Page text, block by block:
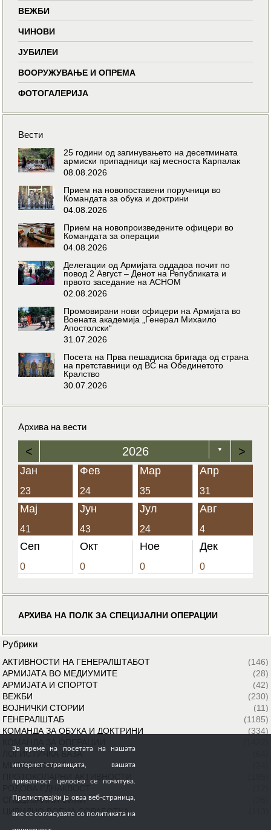
ВЕЖБИ
ЧИНОВИ
ЈУБИЛЕИ
ВООРУЖУВАЊЕ И ОПРЕМА
ФОТОГАЛЕРИЈА
Вести
25 години од загинувањето на десетмината
армиски припадници кај месноста Карпалак
08.08.2026
Прием на новопоставени поручници во
Командата за обука и доктрини
04.08.2026
Прием на новопроизведените офицери во
Командата за операции
04.08.2026
Делегации од Армијата оддадоа почит по
повод 2 Август – Денот на Републиката и
првото заседание на АСНОМ
02.08.2026
Промовирани нови офицери на Армијата во
Воената академија „Генерал Михаило
Апостолски“
31.07.2026
Посета на Прва пешадиска бригада од страна
на претставници од ВС на Обединетото
Кралство
30.07.2026
Архива на вести
< 2026 ▼ >
Јан
23
Фев
24
Мар
35
Апр
31
Мај
41
Јун
43
Јул
24
Авг
4
Сеп
0
Окт
0
Ное
0
Дек
0
АРХИВА НА ПОЛК ЗА СПЕЦИЈАЛНИ ОПЕРАЦИИ
Рубрики
АКТИВНОСТИ НА ГЕНЕРАЛШТАБОТ
(146)
АРМИЈАТА ВО МЕДИУМИТЕ
(28)
АРМИЈАТА И СПОРТОТ
(42)
ВЕЖБИ
(230)
ВОЈНИЧКИ СТОРИИ
(11)
ГЕНЕРАЛШТАБ
(1185)
КОМАНДА ЗА ОБУКА И ДОКТРИНИ
(334)
ЛОГИСТИЧКА БАЗА
МИРОВНИ МИСИИ
СПЕЦИЈАЛНИ СИЛИ
ЦИВИЛНО ВОЕНА СОРАБОТКА
За време на посетата на нашата
интернет-страницата, вашата
приватност целосно се почитува.
Прелистувајќи ја оваа веб-страница,
вие се согласувате со политиката на